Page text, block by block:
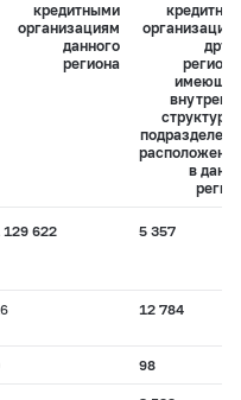
кредитными
организациям
данного
региона
в
129 622 5 357
12 784
98